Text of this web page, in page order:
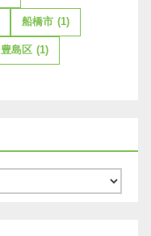
船橋市 (1)
豊島区 (1)